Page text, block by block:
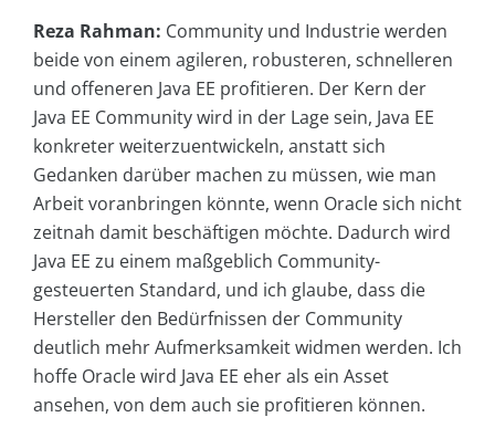
Reza Rahman: Community und Industrie werden
beide von einem agileren, robusteren, schnelleren
und offeneren Java EE profitieren. Der Kern der
Java EE Community wird in der Lage sein, Java EE
konkreter weiterzuentwickeln, anstatt sich
Gedanken darüber machen zu müssen, wie man
Arbeit voranbringen könnte, wenn Oracle sich nicht
zeitnah damit beschäftigen möchte. Dadurch wird
Java EE zu einem maßgeblich Community-
gesteuerten Standard, und ich glaube, dass die
Hersteller den Bedürfnissen der Community
deutlich mehr Aufmerksamkeit widmen werden. Ich
hoffe Oracle wird Java EE eher als ein Asset
ansehen, von dem auch sie profitieren können.